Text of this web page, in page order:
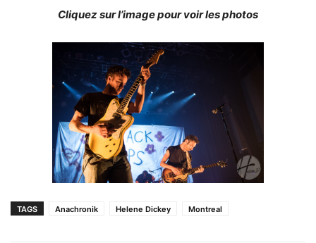
Cliquez sur l’image pour voir les photos
TAGS Anachronik Helene Dickey Montreal